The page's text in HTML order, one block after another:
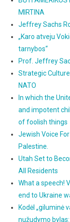
MIRTINA
Jeffrey Sachs
„Karo atveju
tarnybos“
Prof. Jeffrey
Strategic
NATO
In which the
and impotent
of foolish things
Jewish Voice
Palestine.
Utah Set to
All Residents
What a speech!
end to Ukraine
Kodėl „giluminė
nužudymo